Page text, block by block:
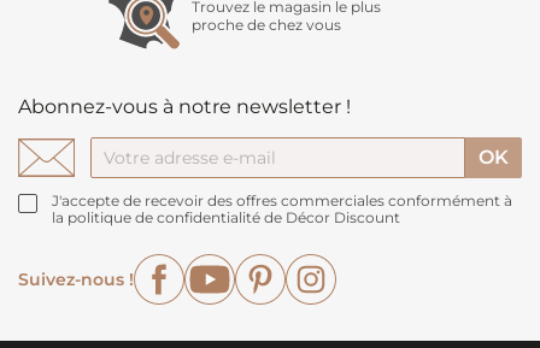
Trouvez le magasin le plus
proche de chez vous
Abonnez-vous à notre newsletter !
J'accepte de recevoir des offres commerciales conformément à
la politique de confidentialité de Décor Discount
Suivez-nous !
FacebookYouTubePinterest